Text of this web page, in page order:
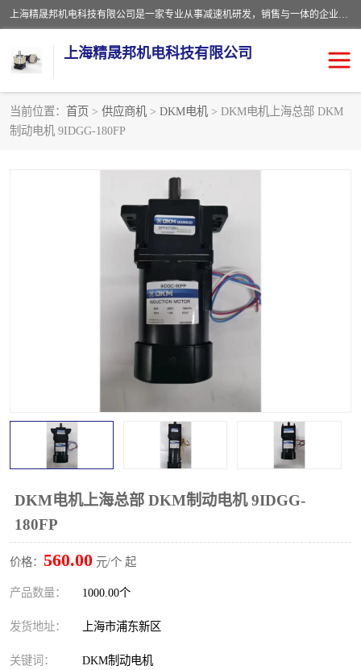
上海精晟邦机电科技有限公司是一家专业从事减速机研发，销售与一体的企业。公司拥有资深技术人员和技术团队服务人才，致力于为广大客户提供专业，细致的产品服务。主营产品有：中型减速电机，微型调速电机，精密行星减速机，蜗轮蜗杆减速机，RFKS四大系列减速机，SKM双曲面齿轮减速机，齿轮减速电机，行星减速机，防爆电机，变频器等系列；产品广泛用于汽车，船舶，能源，环保，包装，物流等领域，欢迎咨询。
上海精晟邦机电科技有限公司
当前位置： 首页 > 供应商机 > DKM电机 > DKM电机上海总部 DKM
制动电机 9IDGG-180FP
DKM电机上海总部 DKM制动电机 9IDGG-
180FP
价格： 560.00 元/个 起
产品数量： 1000.00个
发货地址： 上海市浦东新区
关键词： DKM制动电机
减速电机
精晟邦四大系列
精晟邦微型齿轮减速电机
晟邦电机
东元电机